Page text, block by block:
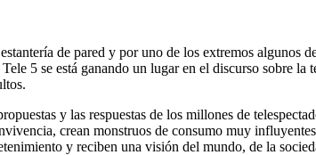
de pared y por uno de los extremos algunos
5 se está ganando un lugar en el discurso sobre
y las respuestas de los millones de
crean monstruos de consumo muy
y reciben una visión del mundo, de la